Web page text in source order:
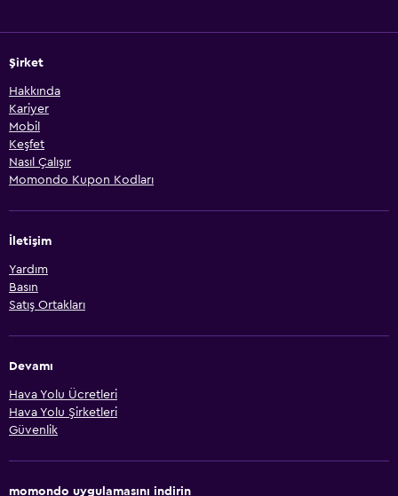
Şirket
Hakkında
Kariyer
Mobil
Keşfet
Nasıl Çalışır
Momondo Kupon Kodları
İletişim
Yardım
Basın
Satış Ortakları
Devamı
Hava Yolu Ücretleri
Hava Yolu Şirketleri
Güvenlik
momondo uygulamasını indirin